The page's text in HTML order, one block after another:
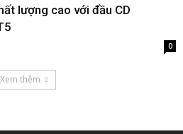
lượng cao với đầu CD
0
Xem thêm